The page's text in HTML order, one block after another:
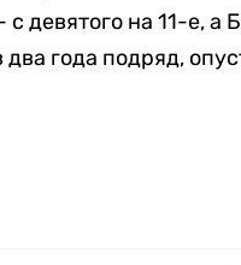
девятого на 11-е, а
года подряд,